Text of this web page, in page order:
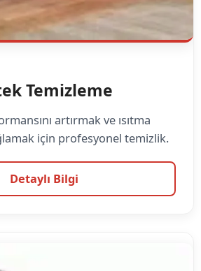
Temizleme
artırmak ve ısıtma
için profesyonel temizlik.
Detaylı Bilgi